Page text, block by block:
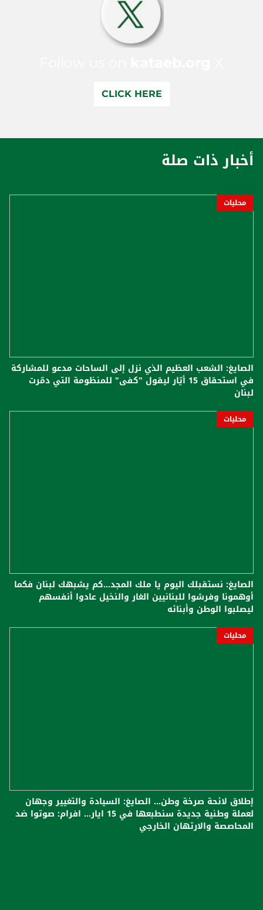
CLICK HERE
أخبار ذات صلة
محليات
الصايغ: الشعب العظيم الذي نزل إلى الساحات مدعو للمشاركة
في استحقاق 15 أيّار ليقول "كفى" للمنظومة التي دمّرت
لبنان
محليات
الصايغ: نستقبلك اليوم يا ملك المجد...كم يشبهك لبنان فكما
أوهمونا وفرشوا للبنانيين الغار والنخيل عادوا أنفسهم
ليصلبوا الوطن وأبنائه
محليات
إطلاق لائحة صرخة وطن... الصايغ: السيادة والتغيير وجهان
لعملة وطنية جديدة سنطبعها في 15 ايار... افرام: صوتوا ضد
المحاصصة والارتهان الخارجي